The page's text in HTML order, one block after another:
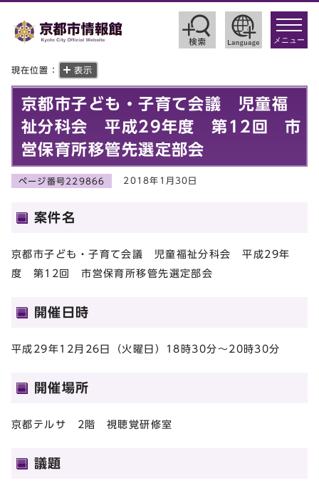
toggle
メニュー
現在位置： 表示
京都市子ども・子育て会議 児童福
祉分科会 平成29年度 第12回 市
営保育所移管先選定部会
ページ番号229866 2018年1月30日
案件名
京都市子ども・子育て会議 児童福祉分科会 平成29年
度 第12回 市営保育所移管先選定部会
開催日時
平成29年12月26日（火曜日）18時30分～20時30分
開催場所
京都テルサ 2階 視聴覚研修室
議題